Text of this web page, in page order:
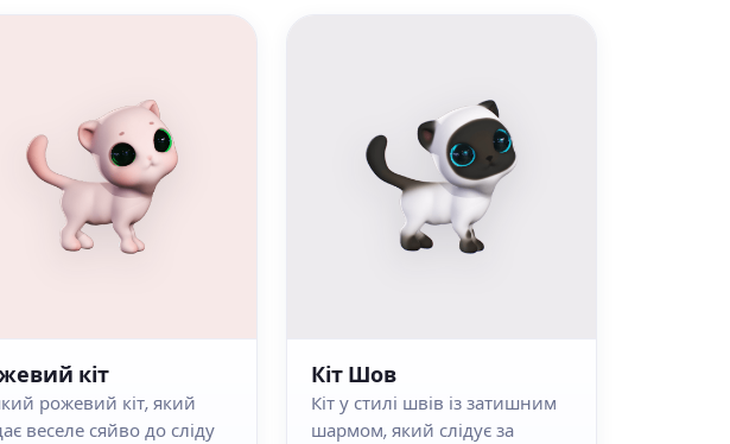
кіт
рожевий кіт, який
веселе сяйво до сліду
Кіт Шов
Кіт у стилі швів із затишним
шармом, який слідує за